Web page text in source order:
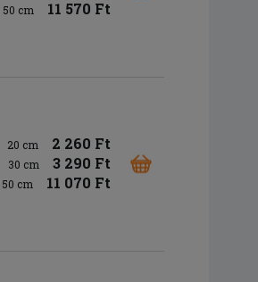
50 cm 11 570 Ft
20 cm 2 260 Ft
30 cm 3 290 Ft
50 cm 11 070 Ft